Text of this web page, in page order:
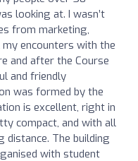
looking at. I wasn’t
from marketing,
encounters with the
and after the Course
and friendly
was formed by the
is excellent, right in
compact, and with all
The building
with student